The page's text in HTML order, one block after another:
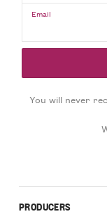
Email
You will never
PRODUCERS